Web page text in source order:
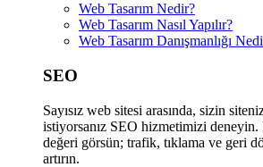
Web Tasarım Nedir?
Web Tasarım Nasıl Yapılır?
Web Tasarım Danışmanlığı
SEO
Sayısız web sitesi arasında, sizin
istiyorsanız SEO hizmetimizi
değeri görsün; trafik, tıklama ve geri
artırın.